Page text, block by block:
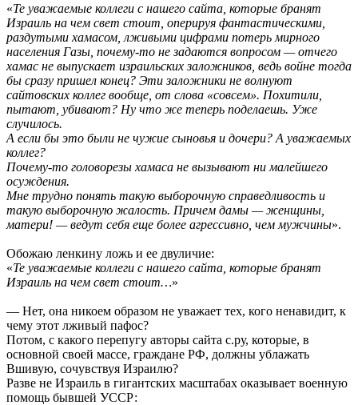
«Те уважаемые коллеги с нашего сайта, которые бранят
Израиль на чем свет стоит, оперируя фантастическими,
раздутыми хамасом, лживыми цифрами потерь мирного
населения Газы, почему-то не задаются вопросом — отчего
хамас не выпускает израильских заложников, ведь войне тогда
бы сразу пришел конец? Эти заложники не волнуют
сайтовских коллег вообще, от слова «совсем». Похитили,
пытают, убивают? Ну что же теперь поделаешь. Уже
случилось.
А если бы это были не чужие сыновья и дочери? А уважаемых
коллег?
Почему-то головорезы хамаса не вызывают ни малейшего
осуждения.
Мне трудно понять такую выборочную справедливость и
такую выборочную жалость. Причем дамы — женщины,
матери! — ведут себя еще более агрессивно, чем мужчины».
Обожаю ленкину ложь и ее двуличие:
«Те уважаемые коллеги с нашего сайта, которые бранят
Израиль на чем свет стоит…»
— Нет, она никоем образом не уважает тех, кого ненавидит, к
чему этот лживый пафос?
Потом, с какого перепугу авторы сайта с.ру, которые, в
основной своей массе, граждане РФ, должны ублажать
Вшивую, сочувствуя Израилю?
Разве не Израиль в гигантских масштабах оказывает военную
помощь бывшей УССР: